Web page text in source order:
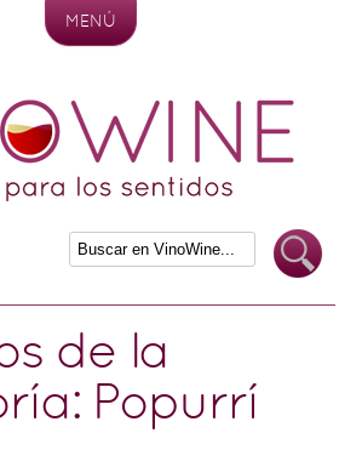
MENÚ
de la
Popurrí